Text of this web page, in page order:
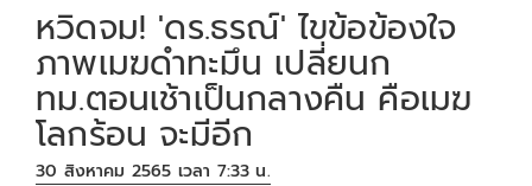
หวิดจม! 'ดร.ธรณ์' ไขข้อข้องใจ
ภาพเมฆดำทะมึน เปลี่ยนก
ทม.ตอนเช้าเป็นกลางคืน คือเมฆ
โลกร้อน จะมีอีก
30 สิงหาคม 2565 เวลา 7:33 น.